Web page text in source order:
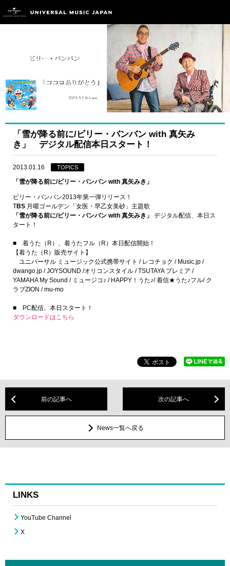
「雪が降る前に/ビリー・バンバン with 真矢み
き」 デジタル配信本日スタート！
2013.01.16 TOPICS
「雪が降る前に/ビリー・バンバン with 真矢みき」
ビリー・バンバン2013年第一弾リリース！
TBS 月曜ゴールデン「女医・早乙女美砂」主題歌
「雪が降る前に/ビリー・バンバン with 真矢みき」
デジタル配信、本日ス
タート！
■ 着うた（R）、着うたフル（R）本日配信開始！
【着うた（R）販売サイト】
ユニバーサル ミュージック公式携帯サイト / レコチョク / Music.jp /
dwango.jp / JOYSOUND /オリコンスタイル / TSUTAYA プレミア /
YAMAHA My Sound / ミュージコ♪ / HAPPY！うた♪/ 着信★うた♪フル/ ク
ラブZION / mu-mo
■ PC配信、本日スタート！
ダウンロードはこちら
前の記事へ 次の記事へ
News一覧へ戻る
LINKS
YouTube Channel
X